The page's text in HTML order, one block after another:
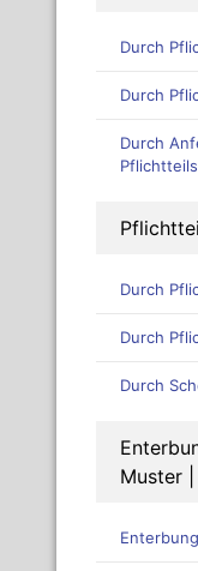
Durch
Durch
Durch
Durch
Durch
Durch
Muster